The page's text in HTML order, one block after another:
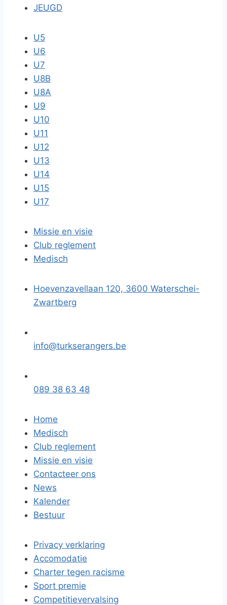
JEUGD
U5
U6
U7
U8B
U8A
U9
U10
U11
U12
U13
U14
U15
U17
Missie en visie
Club reglement
Medisch
Hoevenzavellaan 120, 3600 Waterschei-
Zwartberg
info@turkserangers.be
089 38 63 48
Home
Medisch
Club reglement
Missie en visie
Contacteer ons
News
Kalender
Bestuur
Privacy verklaring
Accomodatie
Charter tegen racisme
Sport premie
Competitievervalsing